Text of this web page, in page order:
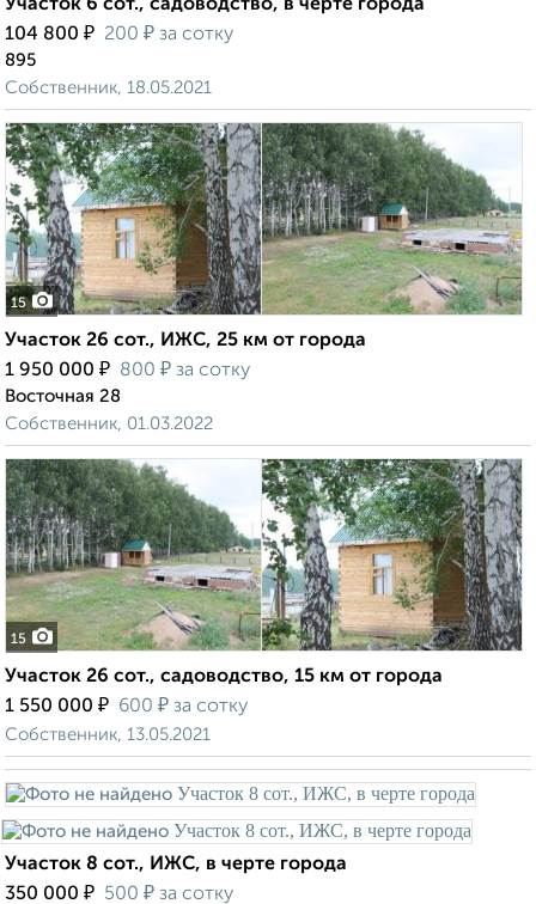
Участок 6 сот., садоводство, в черте города
104 800 ₽ 200 ₽ за сотку
895
Собственник, 18.05.2021
15
Участок 26 сот., ИЖС, 25 км от города
1 950 000 ₽ 800 ₽ за сотку
Восточная 28
Собственник, 01.03.2022
15
Участок 26 сот., садоводство, 15 км от города
1 550 000 ₽ 600 ₽ за сотку
Собственник, 13.05.2021
Участок 8 сот., ИЖС, в черте города
350 000 ₽ 500 ₽ за сотку